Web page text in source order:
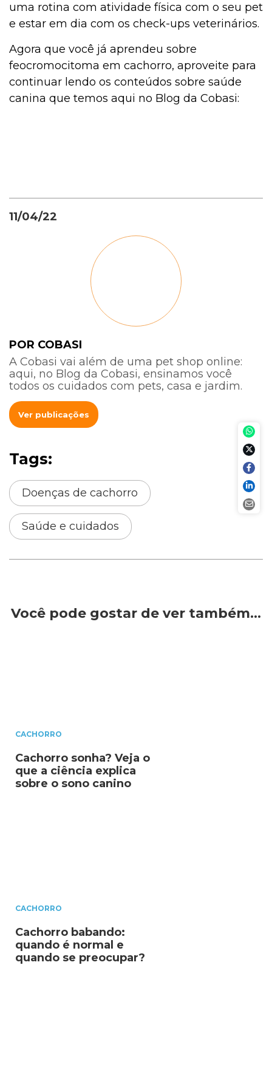
uma rotina com atividade física com o seu pet
e estar em dia com os check-ups veterinários.
Agora que você já aprendeu sobre
feocromocitoma em cachorro, aproveite para
continuar lendo os conteúdos sobre saúde
canina que temos aqui no Blog da Cobasi:
11/04/22
POR COBASI
A Cobasi vai além de uma pet shop online:
aqui, no Blog da Cobasi, ensinamos você
todos os cuidados com pets, casa e jardim.
Ver publicações
Tags:
Doenças de cachorro
Saúde e cuidados
Você pode gostar de ver também…
CACHORRO
Cachorro sonha? Veja o
que a ciência explica
sobre o sono canino
CACHORRO
Cachorro babando:
quando é normal e
quando se preocupar?